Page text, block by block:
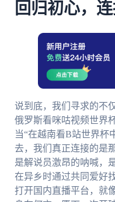
回归初心，
说到底，我们寻求的不
俄罗斯看咪咕视频世界
当“在越南看B站世界杯
去，我们真正连接的是
是解说员激昂的呐喊，
在异乡时通过共同爱好
打开国内直播平台，就